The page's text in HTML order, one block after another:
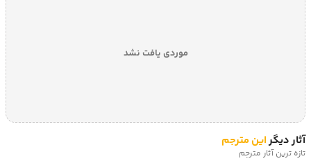
موردی یافت نشد
آثار دیگراین مترجم
تازه ترین آثار مترجم